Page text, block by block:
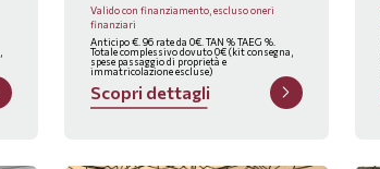
Valido con finanziamento, escluso oneri
finanziari
Anticipo €. 96 rate da 0€. TAN % TAEG %.
Totale complessivo dovuto 0€ (kit consegna,
spese passaggio di proprietà e
immatricolazione escluse)
Scopri dettagli